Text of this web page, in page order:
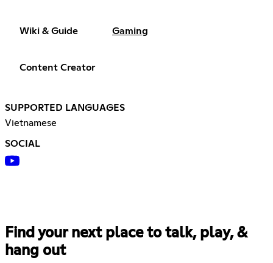
Wiki & Guide Gaming
Content Creator
SUPPORTED LANGUAGES
Vietnamese
SOCIAL
Find your next place to talk, play, &
hang out